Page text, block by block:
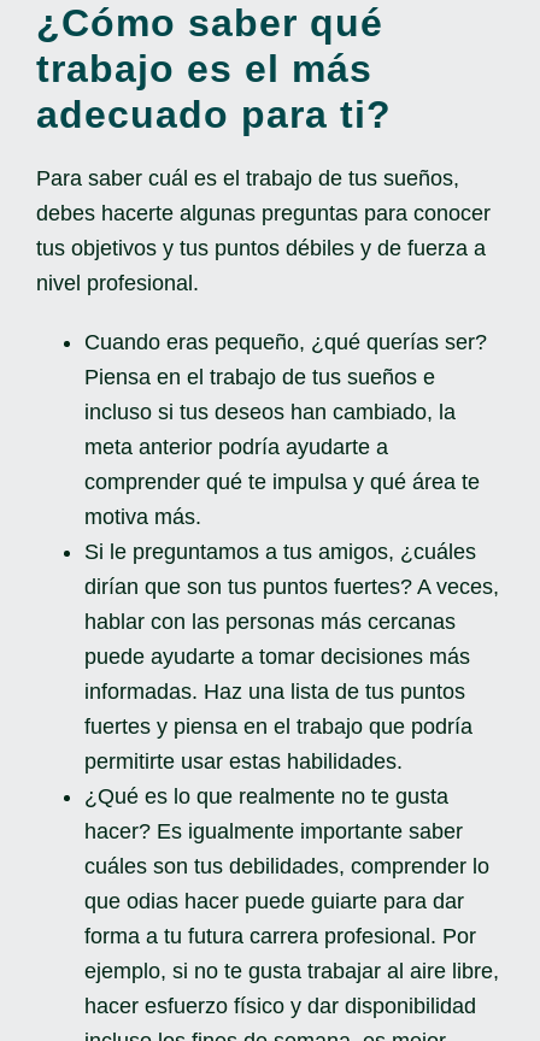
¿Cómo saber qué
trabajo es el más
adecuado para ti?
Para saber cuál es el trabajo de tus sueños,
debes hacerte algunas preguntas para conocer
tus objetivos y tus puntos débiles y de fuerza a
nivel profesional.
Cuando eras pequeño, ¿qué querías ser?
Piensa en el trabajo de tus sueños e
incluso si tus deseos han cambiado, la
meta anterior podría ayudarte a
comprender qué te impulsa y qué área te
motiva más.
Si le preguntamos a tus amigos, ¿cuáles
dirían que son tus puntos fuertes? A veces,
hablar con las personas más cercanas
puede ayudarte a tomar decisiones más
informadas. Haz una lista de tus puntos
fuertes y piensa en el trabajo que podría
permitirte usar estas habilidades.
¿Qué es lo que realmente no te gusta
hacer? Es igualmente importante saber
cuáles son tus debilidades, comprender lo
que odias hacer puede guiarte para dar
forma a tu futura carrera profesional. Por
ejemplo, si no te gusta trabajar al aire libre,
hacer esfuerzo físico y dar disponibilidad